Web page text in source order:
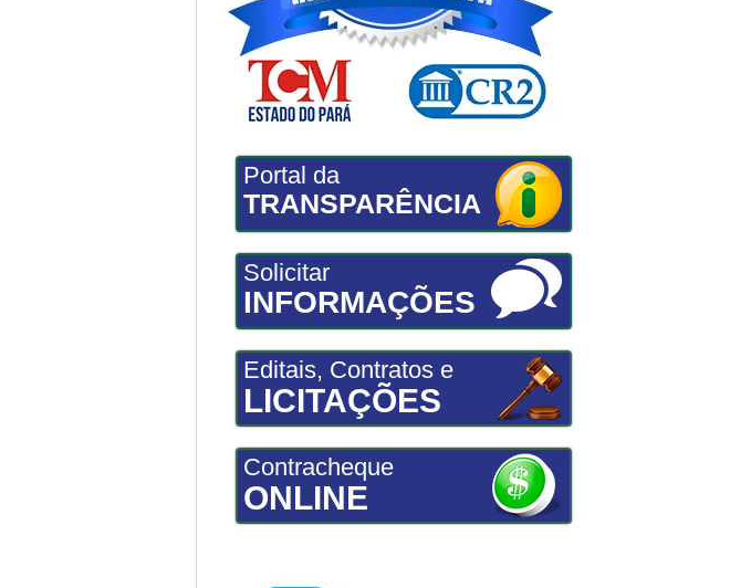
Portal da
TRANSPARÊNCIA
Solicitar
INFORMAÇÕES
Editais, Contratos e
LICITAÇÕES
Contracheque
ONLINE